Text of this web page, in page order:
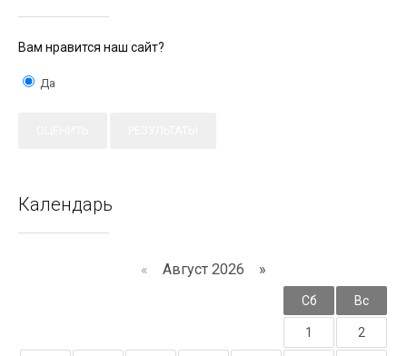
Вам нравится наш сайт?
Да
Календарь
« Август 2026 »
Сб Вс
1 2